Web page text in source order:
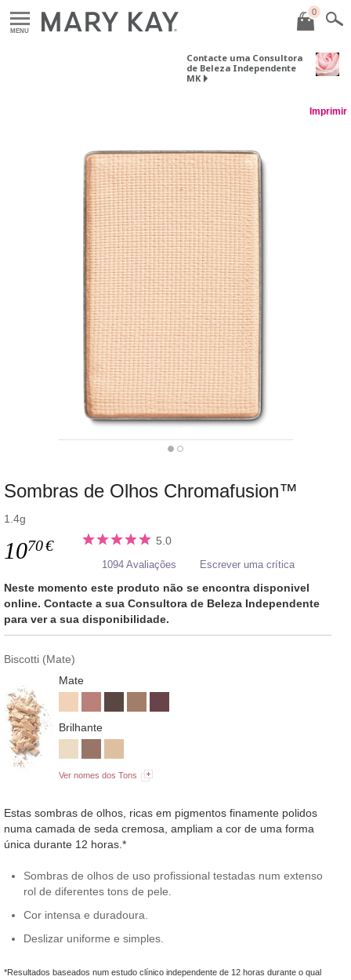
MENU
0
Contacte uma Consultora
de Beleza Independente
MK
Imprimir
Sombras de Olhos Chromafusion™
1.4g
1070€ 5.0
1094 Avaliações Escrever uma crítica
Neste momento este produto não se encontra disponivel
online. Contacte a sua Consultora de Beleza Independente
para ver a sua disponibilidade.
Biscotti (Mate)
Mate
Brilhante
Ver nomes dos Tons
Estas sombras de olhos, ricas em pigmentos finamente polidos
numa camada de seda cremosa, ampliam a cor de uma forma
única durante 12 horas.*
Sombras de olhos de uso profissional testadas num extenso
rol de diferentes tons de pele.
Cor intensa e duradoura.
Deslizar uniforme e simples.
*Resultados baseados num estudo clínico independente de 12 horas durante o qual